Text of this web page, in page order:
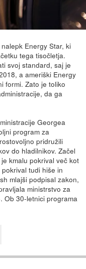
Energy Star, ki
tega tisočletja.
svoj standard, saj je
a ameriški Energy
formi. Zato je toliko
da ga
Georgea
program za
pridružili
do hladilnikov. Začel
kmalu pokrival več kot
tudi hiše in
mlajši podpisal zakon,
ministrstvo za
Ob 30-letnici programa